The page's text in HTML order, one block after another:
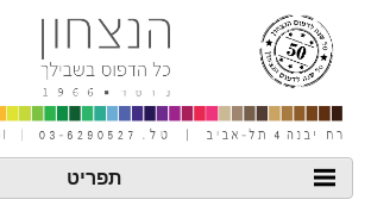
אינטרנט,
אנטר
לאזור
תוכן
תפריט